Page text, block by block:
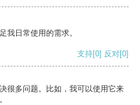
我日常使用的需求。
支持[0] 反对[0]
很多问题。比如，我可以使用它来